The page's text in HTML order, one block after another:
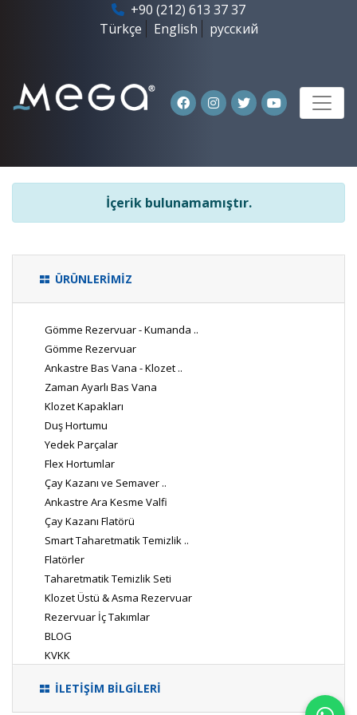
+90 (212) 613 37 37
Türkçe
English русский
İçerik bulunamamıştır.
ÜRÜNLERİMİZ
Gömme Rezervuar - Kumanda ..
Gömme Rezervuar
Ankastre Bas Vana - Klozet ..
Zaman Ayarlı Bas Vana
Klozet Kapakları
Duş Hortumu
Yedek Parçalar
Flex Hortumlar
Çay Kazanı ve Semaver ..
Ankastre Ara Kesme Valfi
Çay Kazanı Flatörü
Smart Taharetmatik Temizlik ..
Flatörler
Taharetmatik Temizlik Seti
Klozet Üstü & Asma Rezervuar
Rezervuar İç Takımlar
BLOG
KVKK
İLETİŞİM BİLGİLERİ